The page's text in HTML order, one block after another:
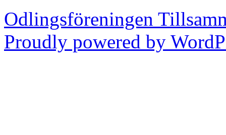
Odlingsföreningen
Proudly powered by